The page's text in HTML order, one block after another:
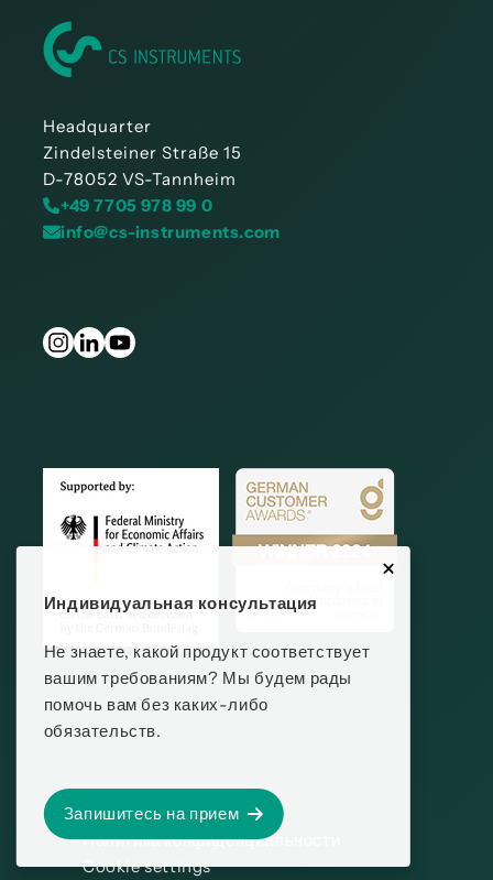
Индивидуальная консультация
Не знаете, какой продукт соответствует
вашим требованиям? Мы будем рады
помочь вам без каких-либо
обязательств.
Запишитесь на прием
Headquarter
Zindelsteiner Straße 15
D-78052 VS-Tannheim
+49 7705 978 99 0
info@cs-instruments.com
ВЫХОДНЫЕ ДАННЫЕ
Политика конфиденциальности
Cookie settings